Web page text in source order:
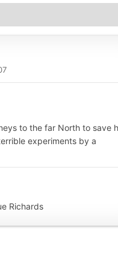
Satış
to the far North to save
experiments by a
Richards